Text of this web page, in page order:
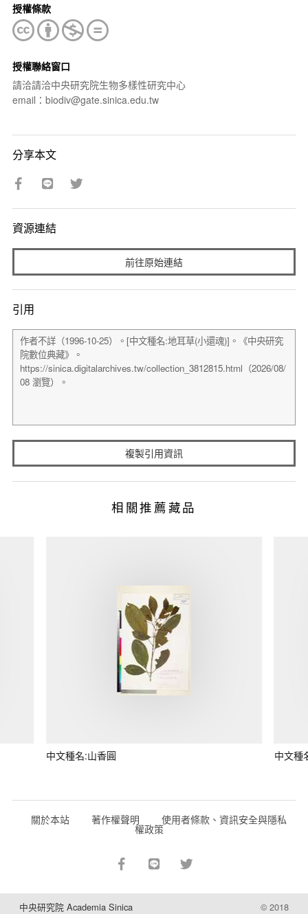
授權條款
授權聯絡窗口
請洽請洽中央研究院生物多樣性研究中心
email：biodiv@gate.sinica.edu.tw
分享本文
資源連結
前往原始連結
引用
複製引用資訊
相關推薦藏品
中文種名:山香圓 中文種
關於本站 著作權聲明 使用者條款、資訊安全與隱私
權政策
中央研究院 Academia Sinica © 2018